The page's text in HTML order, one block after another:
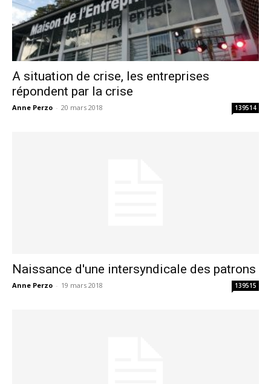
A situation de crise, les entreprises
répondent par la crise
Anne Perzo - 20 mars 2018 139514
Naissance d'une intersyndicale des patrons
Anne Perzo - 19 mars 2018 139515